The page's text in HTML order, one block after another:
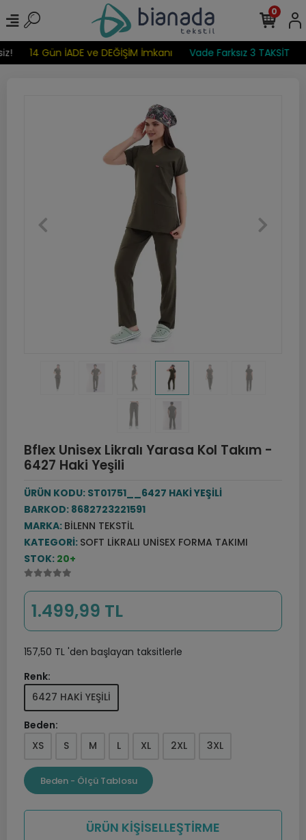
14 Gün İADE ve DEĞİŞİM İmkanı Vade Farksız 3 TAKSİT
0
Bflex Unisex Likralı Yarasa Kol Takım -
6427 Haki Yeşili
ÜRÜN KODU: ST01751__6427 HAKİ YEŞİLİ
BARKOD: 8682723221591
MARKA: BILENN TEKSTIL
KATEGORI: SOFT LIKRALI UNISEX FORMA TAKIMI
STOK: 20+
1.499,99 TL
157,50 TL 'den başlayan taksitlerle
Renk:
6427 HAKİ YEŞİLİ
Beden:
XS
S M L XL 2XL 3XL
Beden - Ölçü Tablosu
ÜRÜN KİŞİSELLEŞTİRME